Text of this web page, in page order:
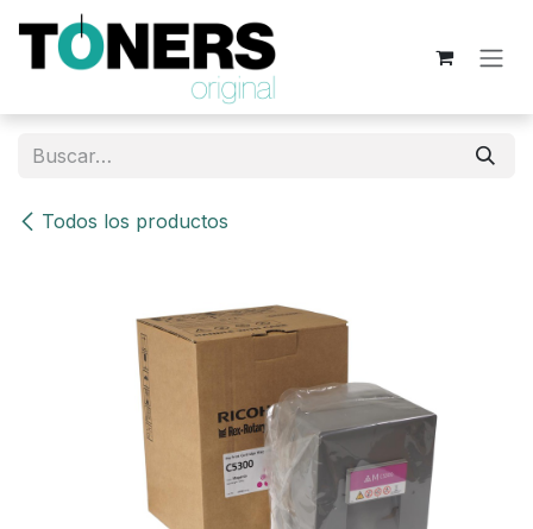
Ir al contenido
Todos los productos